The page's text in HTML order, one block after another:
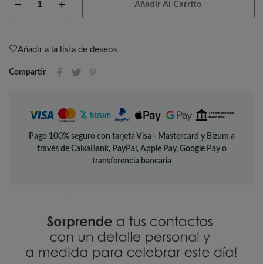
Añadir Al Carrito
Añadir a la lista de deseos
Compartir
Pago 100% seguro con tarjeta Visa - Mastercard y Bizum a
través de CaixaBank, PayPal, Apple Pay, Google Pay o
transferencia bancaria